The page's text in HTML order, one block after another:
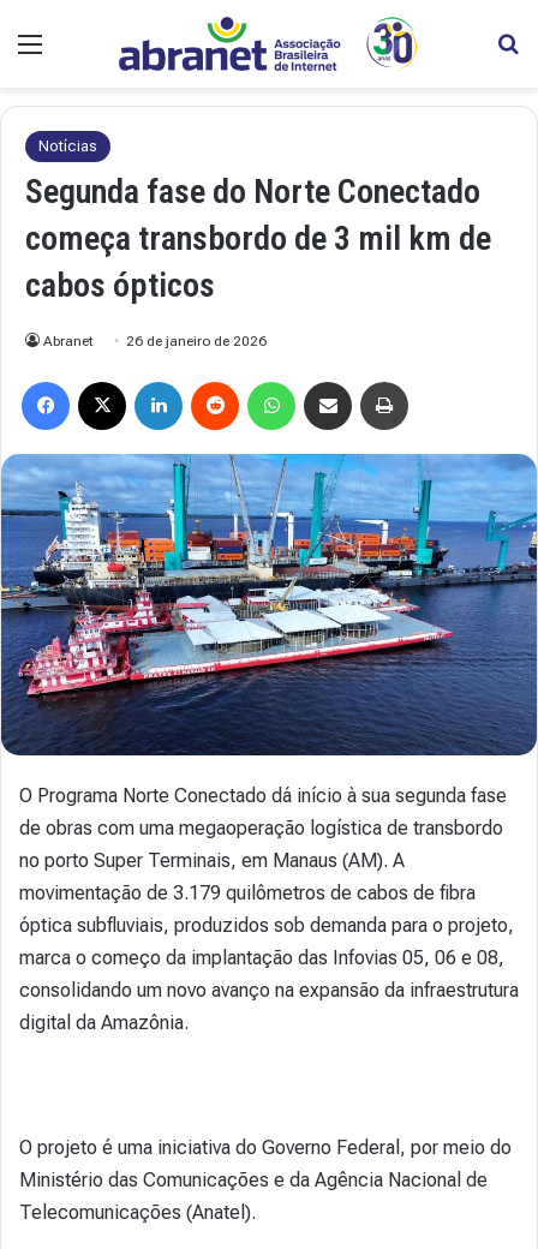
Notícias
Segunda fase do Norte Conectado
começa transbordo de 3 mil km de
cabos ópticos
Abranet 26 de janeiro de 2026
O Programa Norte Conectado dá início à sua segunda fase
de obras com uma megaoperação logística de transbordo
no porto Super Terminais, em Manaus (AM). A
movimentação de 3.179 quilômetros de cabos de fibra
óptica subfluviais, produzidos sob demanda para o projeto,
marca o começo da implantação das Infovias 05, 06 e 08,
consolidando um novo avanço na expansão da infraestrutura
digital da Amazônia.
O projeto é uma iniciativa do Governo Federal, por meio do
Ministério das Comunicações e da Agência Nacional de
Telecomunicações (Anatel).